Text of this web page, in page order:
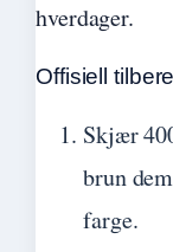
hverdager.
Offisiell
Skjær
brun
farge.